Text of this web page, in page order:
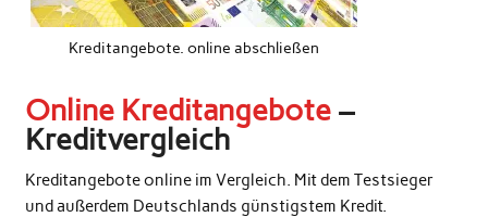
Kreditangebote. online abschließen
Online Kreditangebote–
Kreditvergleich
Kreditangebote online im Vergleich. Mit dem Testsieger
und außerdem Deutschlands günstigstem Kredit.